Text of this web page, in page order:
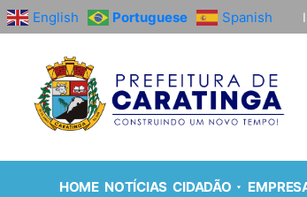
English Portuguese Spanish
HOME NOTÍCIAS CIDADÃO